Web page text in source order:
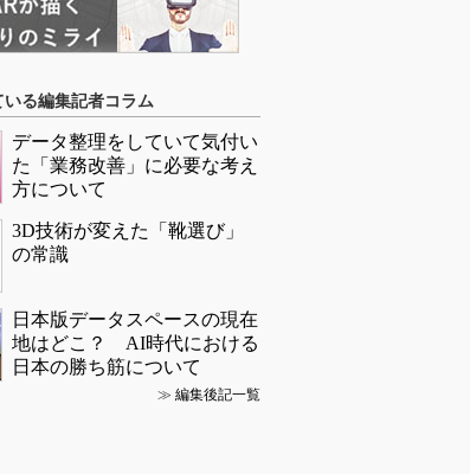
いる編集記者コラム
データ整理をしていて気付い
た「業務改善」に必要な考え
方について
3D技術が変えた「靴選び」
の常識
日本版データスペースの現在
地はどこ？ AI時代における
日本の勝ち筋について
≫ 編集後記一覧